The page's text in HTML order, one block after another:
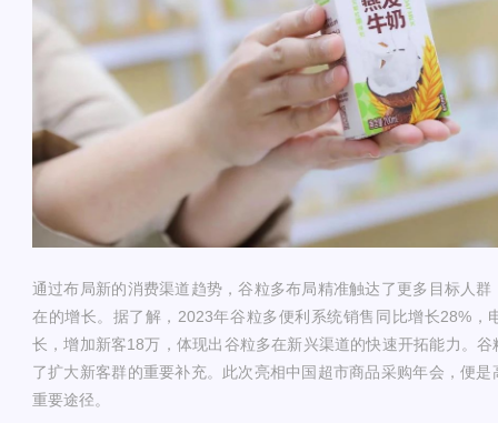
通过布局新的消费渠道趋势，谷粒多布局精准触达了更多目标人
在的增长。据了解，2023年谷粒多便利系统销售同比增长28%，
长，增加新客18万，体现出谷粒多在新兴渠道的快速开拓能力。
了扩大新客群的重要补充。此次亮相中国超市商品采购年会，便
重要途径。